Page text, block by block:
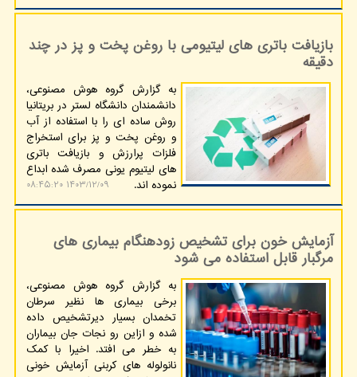
بازیافت باتری های لیتیومی با روغن پخت و پز در چند
دقیقه
به گزارش گروه هوش مصنوعی،
دانشمندان دانشگاه لستر در بریتانیا
روش ساده ای را با استفاده از آب
و روغن پخت و پز برای استخراج
فلزات پرارزش و بازیافت باتری
های لیتیوم یونی مصرف شده ابداع
نموده اند.
۱۴۰۳/۱۲/۰۹ ۰۸:۴۵:۲۰
آزمایش خون برای تشخیص زودهنگام بیماری های
مرگبار قابل استفاده می شود
به گزارش گروه هوش مصنوعی،
برخی بیماری ها نظیر سرطان
تخمدان بسیار دیرتشخیص داده
شده و ازاین رو نجات جان بیماران
به خطر می افتد. اخیرا با کمک
نانولوله های کربنی آزمایش خونی